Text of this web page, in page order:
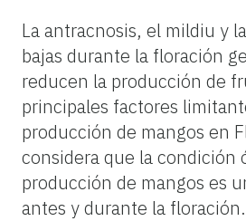
La antracnosis, el mildiu y
bajas durante la floración
reducen la producción de
principales factores
producción de mangos en
considera que la condición
producción de mangos es
antes y durante la floración.